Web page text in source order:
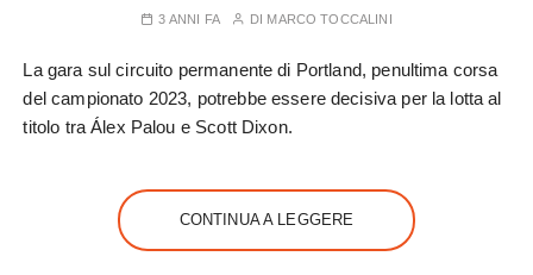
3 ANNI FA DI MARCO TOCCALINI
La gara sul circuito permanente di Portland, penultima corsa
del campionato 2023, potrebbe essere decisiva per la lotta al
titolo tra Álex Palou e Scott Dixon.
CONTINUA A LEGGERE